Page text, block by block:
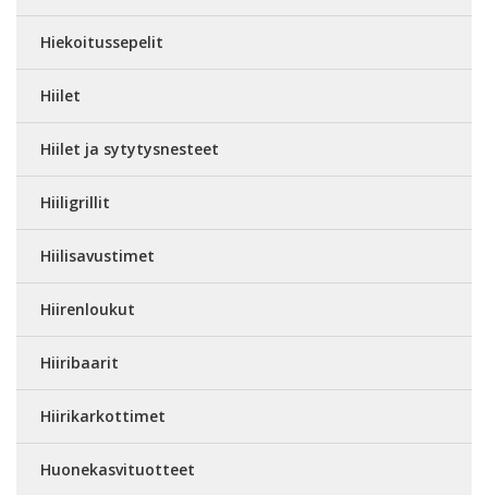
Hiekoitussepelit
Hiilet
Hiilet ja sytytysnesteet
Hiiligrillit
Hiilisavustimet
Hiirenloukut
Hiiribaarit
Hiirikarkottimet
Huonekasvituotteet